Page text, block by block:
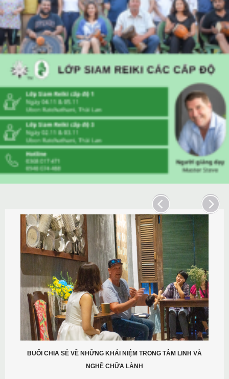
BUỔI CHIA SẺ VỀ NHỮNG KHÁI NIỆM TRONG TÂM LINH VÀ
NGHỀ CHỮA LÀNH